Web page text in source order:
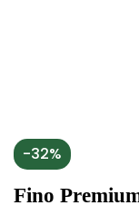
-32%
Fino